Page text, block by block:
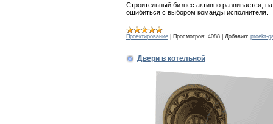
Строительный бизнес активно развивается,
ошибиться с выбором команды исполнителя.
Проектирование Просмотров: 4088 Добавил: proekt-
Двери в котельной